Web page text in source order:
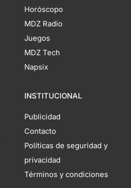
Horóscopo
MDZ Radio
Juegos
MDZ Tech
Napsix
INSTITUCIONAL
Publicidad
Contacto
Políticas de seguridad y
privacidad
Términos y condiciones